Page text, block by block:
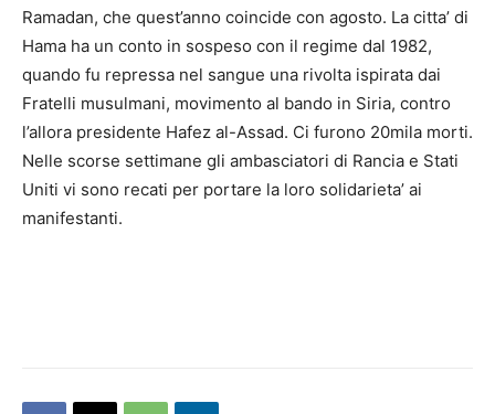
Ramadan, che quest’anno coincide con agosto. La citta’ di
Hama ha un conto in sospeso con il regime dal 1982,
quando fu repressa nel sangue una rivolta ispirata dai
Fratelli musulmani, movimento al bando in Siria, contro
l’allora presidente Hafez al-Assad. Ci furono 20mila morti.
Nelle scorse settimane gli ambasciatori di Rancia e Stati
Uniti vi sono recati per portare la loro solidarieta’ ai
manifestanti.